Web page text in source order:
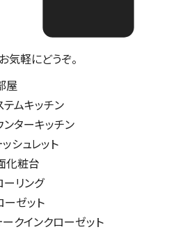
気軽にどうぞ。
屋
テムキッチン
ンターキッチン
ッシュレット
化粧台
ーリング
ーゼット
ークインクローゼット